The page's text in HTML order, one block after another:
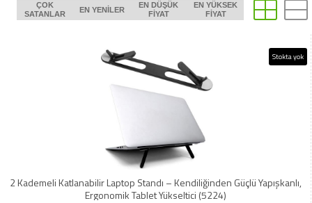
ÇOK
SATANLAR
EN YENILER
EN DÜŞÜK
FIYAT
EN YÜKSEK
FIYAT
Stokta yok
2 Kademeli Katlanabilir Laptop Standı – Kendiliğinden Güçlü Yapışkanlı,
Ergonomik Tablet Yükseltici (5224)